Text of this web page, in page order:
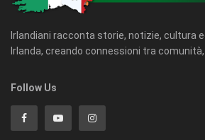
Irlandiani racconta storie, notizie, cultura
Irlanda, creando connessioni tra comunità,
Follow Us